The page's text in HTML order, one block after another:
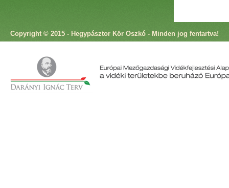
Copyright © 2015 - Hegypásztor Kör Oszkó - Minden jog fentartva!